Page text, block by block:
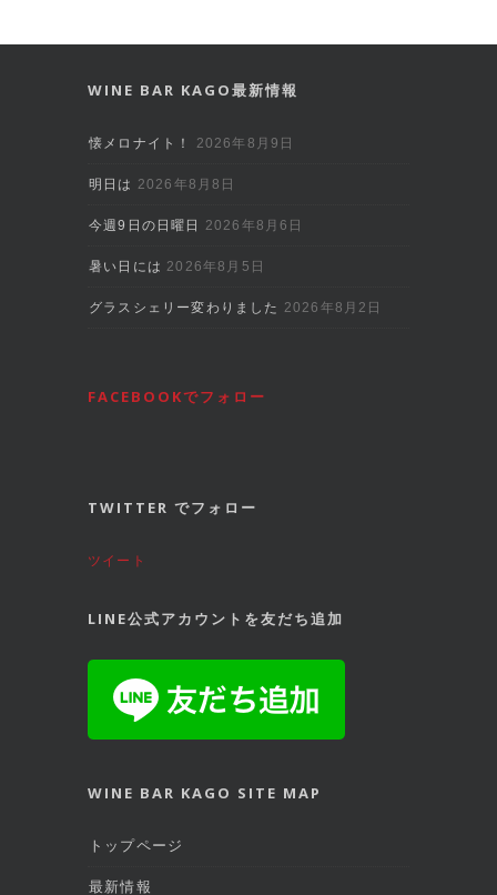
WINE BAR KAGO最新情報
懐メロナイト！ 2026年8月9日
明日は 2026年8月8日
今週9日の日曜日 2026年8月6日
暑い日には 2026年8月5日
グラスシェリー変わりました 2026年8月2日
FACEBOOKでフォロー
TWITTER でフォロー
ツイート
LINE公式アカウントを友だち追加
WINE BAR KAGO SITE MAP
トップページ
最新情報